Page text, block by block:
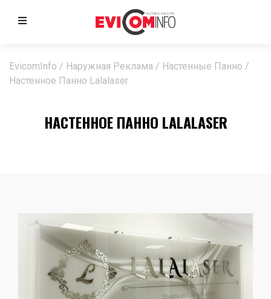
EvicomInfo / Наружная Реклама / Настенные Панно /
Настенное Панно Lalalaser
НАСТЕННОЕ ПАННО LALALASER